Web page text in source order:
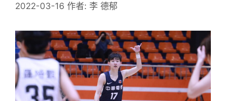
2022-03-16 作者: 李 德郁